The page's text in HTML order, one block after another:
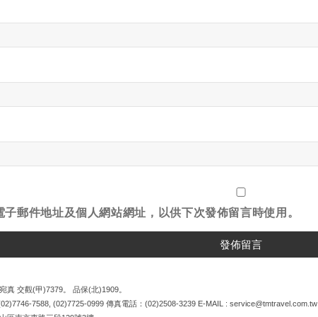
郵件地址及個人網站網址，以供下次發佈留言時使用。
真 交觀(甲)7379。 品保(北)1909。
7588 (02)7725-0999 傳真電話： (02)2508-3239 E-MAIL : service@tmtravel.com.tw